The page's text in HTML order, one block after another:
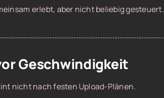
erlebt, aber nicht beliebig gesteuert.
Geschwindigkeit
nicht nach festen Upload-Plänen.